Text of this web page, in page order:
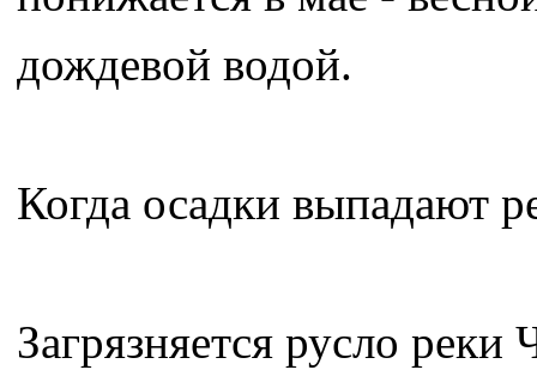
дождевой водой.
Когда осадки выпадают
Загрязняется русло